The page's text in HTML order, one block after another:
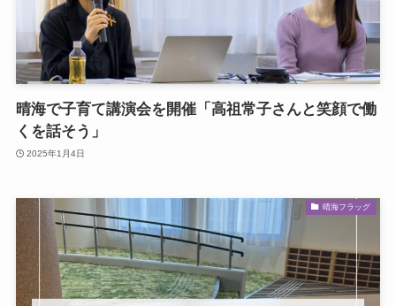
晴海で子育て講演会を開催「高祖常子さんと笑顔で働
くを話そう」
2025年1月4日
晴海フラッグ